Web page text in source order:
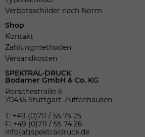
Verbotsschilder nach Norm
Shop
Kontakt
Zahlungmethoden
Versandkosten
SPEKTRAL-DRUCK
Bodamer GmbH & Co. KG
Porschestraße 6
70435 Stuttgart-Zuffenhausen
T: +49 (0)711 / 55 75 25
F: +49 (0)711 / 55 74 26
info(at)spektraldruck.de